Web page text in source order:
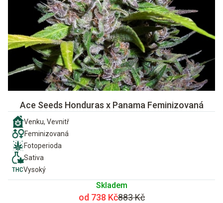
Ace Seeds Honduras x Panama Feminizovaná
Venku, Vevnitř
Feminizovaná
Fotoperioda
Sativa
Vysoký
Skladem
od 738 Kč883 Kč